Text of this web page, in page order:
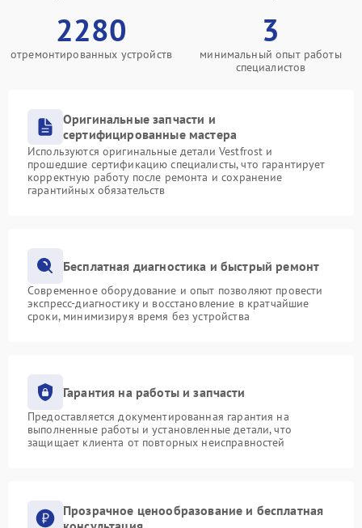
2280
отремонтированных устройств
3
минимальный опыт работы
специалистов
Оригинальные запчасти и
сертифицированные мастера
Используются оригинальные детали Vestfrost и
прошедшие сертификацию специалисты, что гарантирует
корректную работу после ремонта и сохранение
гарантийных обязательств
Бесплатная диагностика и быстрый ремонт
Современное оборудование и опыт позволяют провести
экспресс-диагностику и восстановление в кратчайшие
сроки, минимизируя время без устройства
Гарантия на работы и запчасти
Предоставляется документированная гарантия на
выполненные работы и установленные детали, что
защищает клиента от повторных неисправностей
Прозрачное ценообразование и бесплатная